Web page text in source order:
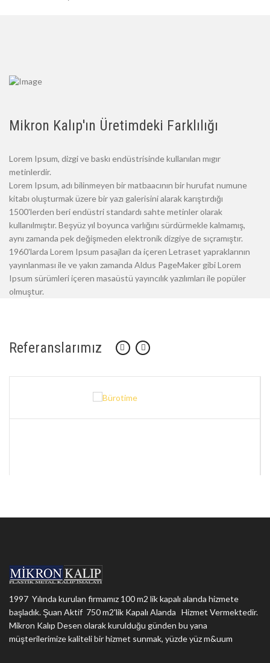
Mikron Kalıp'ın Üretimdeki Farklılığı
Lorem Ipsum, dizgi ve baskı endüstrisinde kullanılan mıgır
metinlerdir.
Lorem Ipsum, adı bilinmeyen bir matbaacının bir hurufat numune
kitabı oluşturmak üzere bir yazı galerisini alarak karıştırdığı
1500'lerden beri endüstri standardı sahte metinler olarak
kullanılmıştır. Beşyüz yıl boyunca varlığını sürdürmekle kalmamış,
aynı zamanda pek değişmeden elektronik dizgiye de sıçramıştır.
1960'larda Lorem Ipsum pasajları da içeren Letraset yapraklarının
yayınlanması ile ve yakın zamanda Aldus PageMaker gibi Lorem
Ipsum sürümleri içeren masaüstü yayıncılık yazılımları ile popüler
olmuştur.
Referanslarımız
1997 Yılında kurulan firmamız 100 m2 lik kapalı alanda hizmete
başladık. Şuan Aktif 750 m2'lik Kapalı Alanda Hizmet Vermektedir.
Mikron Kalıp Desen olarak kurulduğu günden bu yana
müşterilerimize kaliteli bir hizmet sunmak, yüzde yüz m&uum